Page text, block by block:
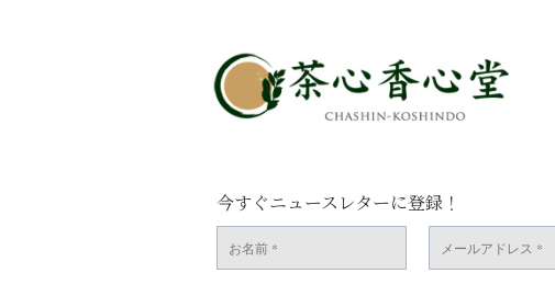
今すぐニュースレターに登録！
お
メ